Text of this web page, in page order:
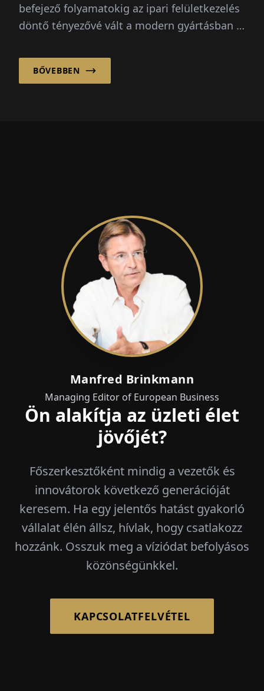
befejező folyamatokig az ipari felületkezelés
döntő tényezővé vált a modern gyártásban –
BŐVEBBEN
Manfred Brinkmann
Managing Editor of European Business
Ön alakítja az üzleti élet
jövőjét?
Főszerkesztőként mindig a vezetők és
innovátorok következő generációját
keresem. Ha egy jelentős hatást gyakorló
vállalat élén állsz, hívlak, hogy csatlakozz
hozzánk. Osszuk meg a víziódat befolyásos
közönségünkkel.
KAPCSOLATFELVÉTEL